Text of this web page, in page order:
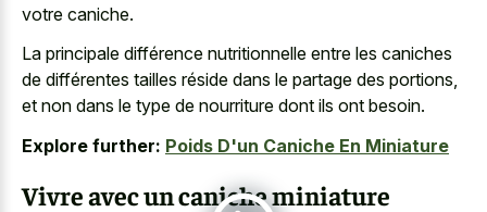
votre caniche.
La principale différence nutritionnelle entre les caniches
de différentes tailles réside dans le partage des portions,
et non dans le type de nourriture dont ils ont besoin.
Explore further: Poids D'un Caniche En Miniature
Vivre avec un caniche miniature